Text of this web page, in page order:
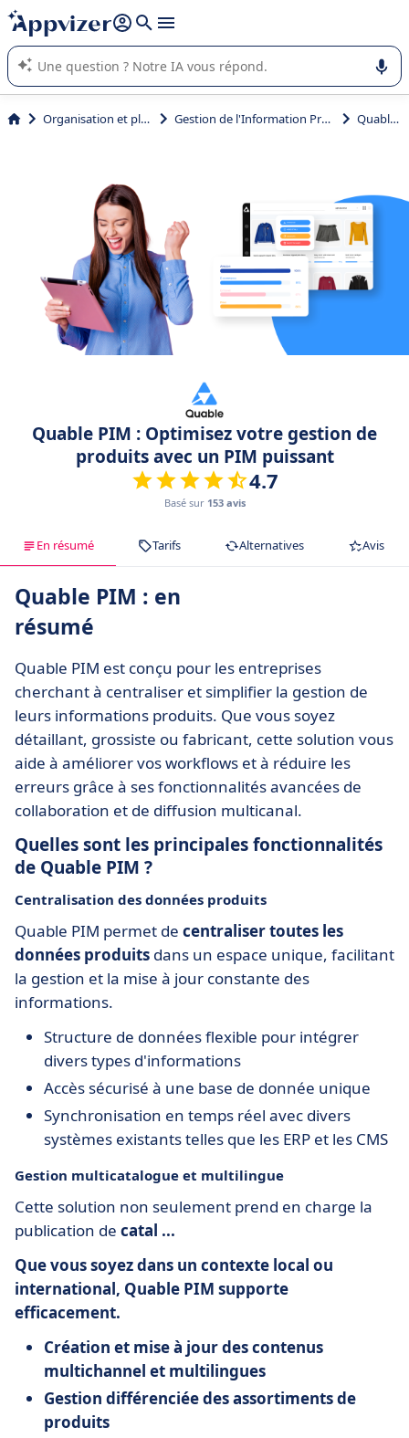
répondre (plusieurs lignes avec
L'IA de Appvizer vous guide dans l'utilisation ou la sélection de
logiciel SaaS en entreprise.
Organisation et planification Gestion de l'Information Produit (GIP ou PIM) Quable PIM
Quable PIM : Optimisez votre gestion de
produits avec un PIM puissant
4.7
Basé sur 153 avis
En résumé Tarifs Alternatives Avis
Quable PIM : en
résumé
Quable PIM est conçu pour les entreprises
cherchant à centraliser et simplifier la gestion de
leurs informations produits. Que vous soyez
détaillant, grossiste ou fabricant, cette solution vous
aide à améliorer vos workflows et à réduire les
erreurs grâce à ses fonctionnalités avancées de
collaboration et de diffusion multicanal.
Quelles sont les principales fonctionnalités
de Quable PIM ?
Centralisation des données produits
Quable PIM permet de centraliser toutes les
données produits dans un espace unique, facilitant
la gestion et la mise à jour constante des
informations.
Structure de données flexible pour intégrer
divers types d'informations
Accès sécurisé à une base de donnée unique
Synchronisation en temps réel avec divers
systèmes existants telles que les ERP et les CMS
Gestion multicatalogue et multilingue
Cette solution non seulement prend en charge la
publication de catal ...
Que vous soyez dans un contexte local ou
international, Quable PIM supporte
efficacement.
Création et mise à jour des contenus
multichannel et multilingues
Gestion différenciée des assortiments de
produits